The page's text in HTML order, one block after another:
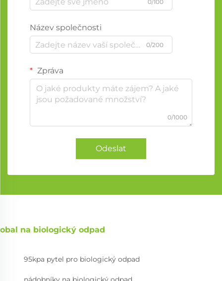
0/100
Název společnosti
0/200
Zpráva
0/1000
Odeslat
obal na biologický odpad
95kpa pytel pro biologický odpad